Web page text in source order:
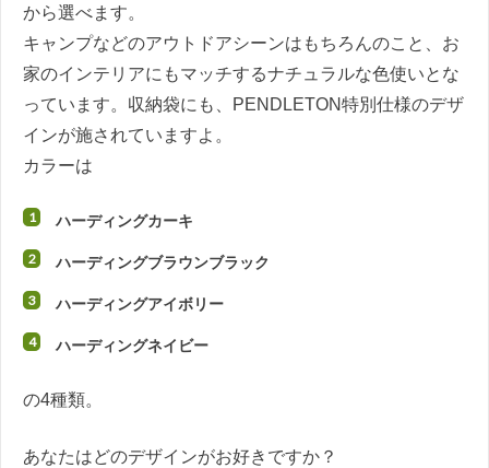
から選べます。
キャンプなどのアウトドアシーンはもちろんのこと、お
家のインテリアにもマッチするナチュラルな色使いとな
っています。収納袋にも、PENDLETON特別仕様のデザ
インが施されていますよ。
カラーは
ハーディングカーキ
ハーディングブラウンブラック
ハーディングアイボリー
ハーディングネイビー
の4種類。
あなたはどのデザインがお好きですか？